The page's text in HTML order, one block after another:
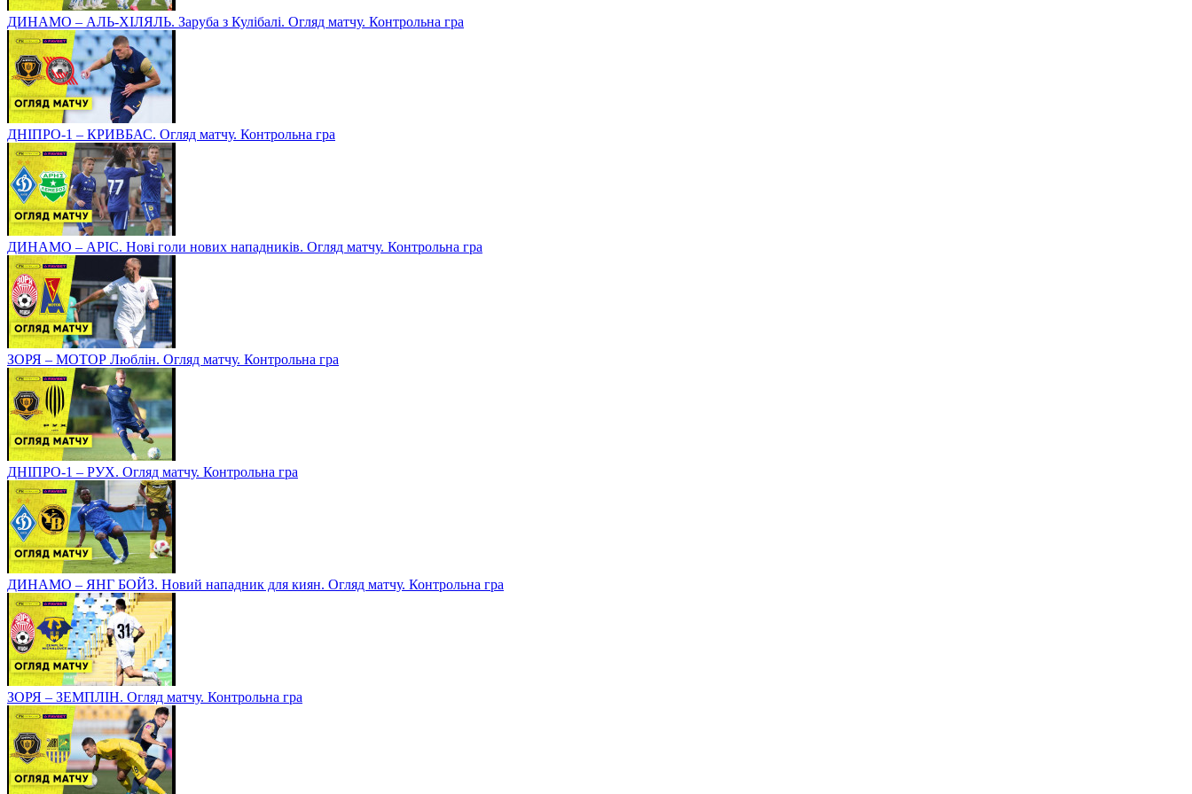
ДИНАМО – АЛЬ-ХІЛЯЛЬ. Заруба з Кулібалі. Огляд матчу. Контрольна гра
ДНІПРО-1 – КРИВБАС. Огляд матчу. Контрольна гра
ДИНАМО – АРІС. Нові голи нових нападників. Огляд матчу. Контрольна гра
ЗОРЯ – МОТОР Люблін. Огляд матчу. Контрольна гра
ДНІПРО-1 – РУХ. Огляд матчу. Контрольна гра
ДИНАМО – ЯНГ БОЙЗ. Новий нападник для киян. Огляд матчу. Контрольна гра
ЗОРЯ – ЗЕМПЛІН. Огляд матчу. Контрольна гра